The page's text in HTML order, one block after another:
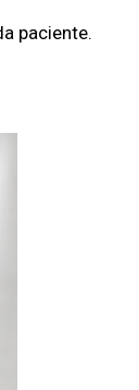
paciente.